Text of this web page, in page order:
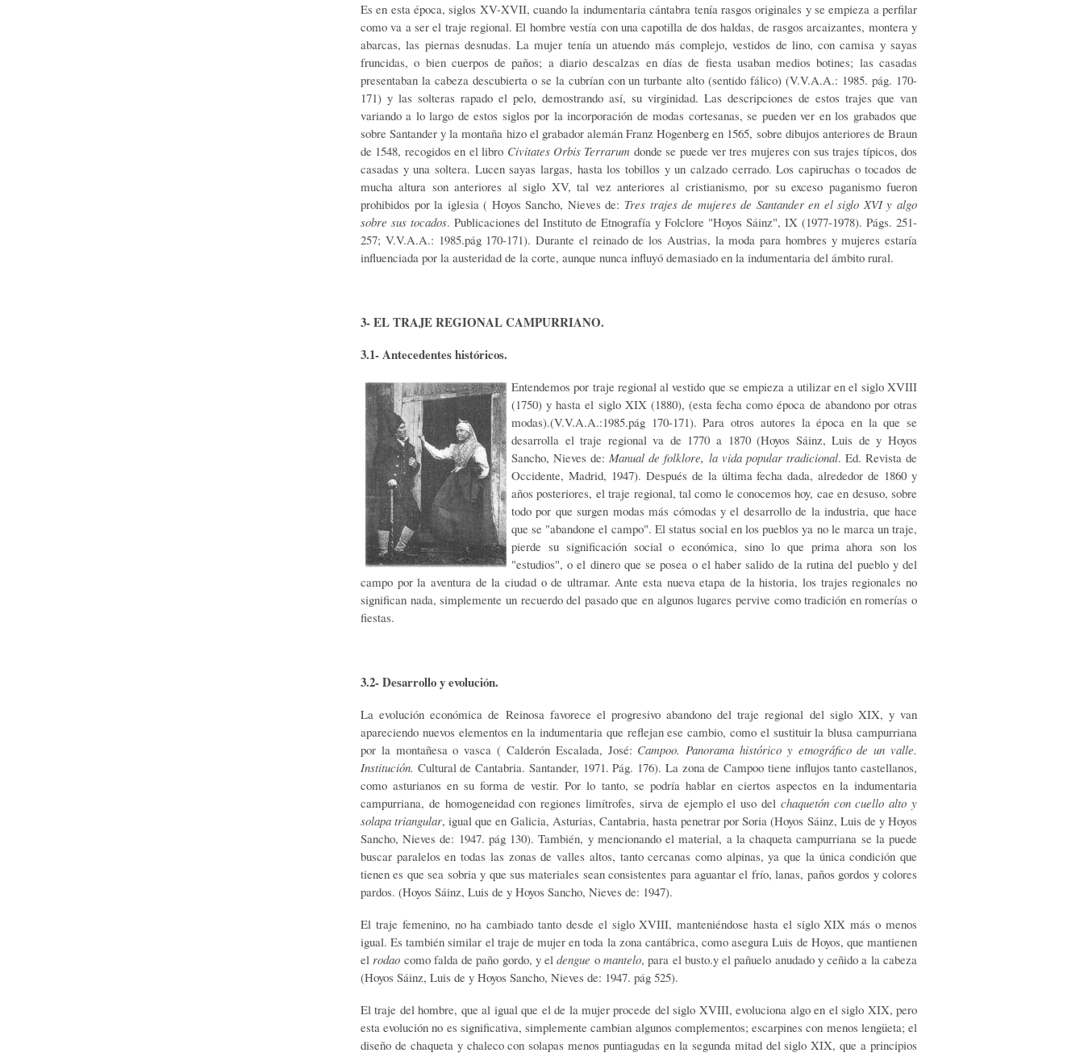
Es en esta época, siglos XV-XVII, cuando la indumentaria cántabra tenía rasgos originales y se empieza a perfilar
como va a ser el traje regional. El hombre vestía con una capotilla de dos haldas, de rasgos arcaizantes, montera y
abarcas, las piernas desnudas. La mujer tenía un atuendo más complejo, vestidos de lino, con camisa y sayas
fruncidas, o bien cuerpos de paños; a diario descalzas en días de fiesta usaban medios botines; las casadas
presentaban la cabeza descubierta o se la cubrían con un turbante alto (sentido fálico) (V.V.A.A.: 1985. pág. 170-
171) y las solteras rapado el pelo, demostrando así, su virginidad. Las descripciones de estos trajes que van
variando a lo largo de estos siglos por la incorporación de modas cortesanas, se pueden ver en los grabados que
sobre Santander y la montaña hizo el grabador alemán Franz Hogenberg en 1565, sobre dibujos anteriores de Braun
de 1548, recogidos en el libro Civitates Orbis Terrarum donde se puede ver tres mujeres con sus trajes típicos, dos
casadas y una soltera. Lucen sayas largas, hasta los tobillos y un calzado cerrado. Los capiruchas o tocados de
mucha altura son anteriores al siglo XV, tal vez anteriores al cristianismo, por su exceso paganismo fueron
prohibidos por la iglesia ( Hoyos Sancho, Nieves de: Tres trajes de mujeres de Santander en el siglo XVI y algo
sobre sus tocados. Publicaciones del Instituto de Etnografía y Folclore "Hoyos Sáinz", IX (1977-1978). Págs. 251-
257; V.V.A.A.: 1985.pág 170-171). Durante el reinado de los Austrias, la moda para hombres y mujeres estaría
influenciada por la austeridad de la corte, aunque nunca influyó demasiado en la indumentaria del ámbito rural.
3- EL TRAJE REGIONAL CAMPURRIANO.
3.1- Antecedentes históricos.
Entendemos por traje regional al vestido que se empieza a utilizar en el siglo XVIII
(1750) y hasta el siglo XIX (1880), (esta fecha como época de abandono por otras
modas).(V.V.A.A.:1985.pág 170-171). Para otros autores la época en la que se
desarrolla el traje regional va de 1770 a 1870 (Hoyos Sáinz, Luis de y Hoyos
Sancho, Nieves de:Manual de folklore, la vida popular tradicional. Ed. Revista de
Occidente, Madrid, 1947). Después de la última fecha dada, alrededor de 1860 y
años posteriores, el traje regional, tal como le conocemos hoy, cae en desuso, sobre
todo por que surgen modas más cómodas y el desarrollo de la industria, que hace
que se "abandone el campo". El status social en los pueblos ya no le marca un traje,
pierde su significación social o económica, sino lo que prima ahora son los
"estudios", o el dinero que se posea o el haber salido de la rutina del pueblo y del
campo por la aventura de la ciudad o de ultramar. Ante esta nueva etapa de la historia, los trajes regionales no
significan nada, simplemente un recuerdo del pasado que en algunos lugares pervive como tradición en romerías o
fiestas.
3.2- Desarrollo y evolución.
La evolución económica de Reinosa favorece el progresivo abandono del traje regional del siglo XIX, y van
apareciendo nuevos elementos en la indumentaria que reflejan ese cambio, como el sustituir la blusa campurriana
por la montañesa o vasca ( Calderón Escalada, José: Campoo. Panorama histórico y etnográfico de un valle.
Institución. Cultural de Cantabria. Santander, 1971. Pág. 176). La zona de Campoo tiene influjos tanto castellanos,
como asturianos en su forma de vestir. Por lo tanto, se podría hablar en ciertos aspectos en la indumentaria
campurriana, de homogeneidad con regiones limítrofes, sirva de ejemplo el uso del chaquetón con cuello alto y
solapa triangular, igual que en Galicia, Asturias, Cantabria, hasta penetrar por Soria (Hoyos Sáinz, Luis de y Hoyos
Sancho, Nieves de: 1947. pág 130). También, y mencionando el material, a la chaqueta campurriana se la puede
buscar paralelos en todas las zonas de valles altos, tanto cercanas como alpinas, ya que la única condición que
tienen es que sea sobria y que sus materiales sean consistentes para aguantar el frío, lanas, paños gordos y colores
pardos. (Hoyos Sáinz, Luis de y Hoyos Sancho, Nieves de: 1947).
El traje femenino, no ha cambiado tanto desde el siglo XVIII, manteniéndose hasta el siglo XIX más o menos
igual. Es también similar el traje de mujer en toda la zona cantábrica, como asegura Luis de Hoyos, que mantienen
elrodao como falda de paño gordo, y eldengue omantelo, para el busto.y el pañuelo anudado y ceñido a la cabeza
(Hoyos Sáinz, Luis de y Hoyos Sancho, Nieves de: 1947. pág 525).
El traje del hombre, que al igual que el de la mujer procede del siglo XVIII, evoluciona algo en el siglo XIX, pero
esta evolución no es significativa, simplemente cambian algunos complementos; escarpines con menos lengüeta; el
diseño de chaqueta y chaleco con solapas menos puntiagudas en la segunda mitad del siglo XIX, que a principios